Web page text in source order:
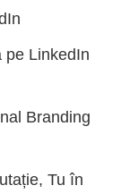
pe LinkedIn
Branding
Tu în